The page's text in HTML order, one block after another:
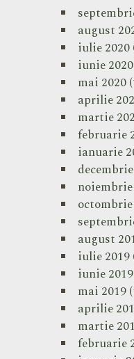
august
iulie 2020
iunie 2020
mai 2020
aprilie
martie
februarie
ianuarie
august
iulie 2019
iunie 2019
mai 2019
aprilie
martie
februarie